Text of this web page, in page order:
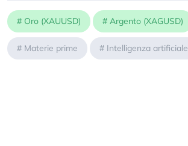
# Oro (XAUUSD) # Argento (XAGUSD)
# Materie prime # Intelligenza artificiale